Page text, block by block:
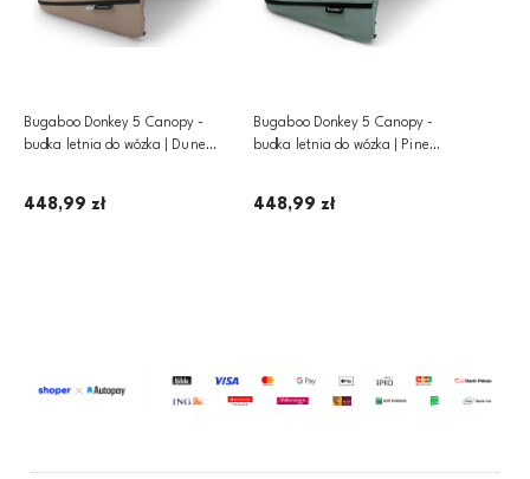
Bugaboo Donkey 5 Canopy -
budka letnia do wózka | Dune
448,99 zł
Bugaboo Donkey 5 Canopy -
budka letnia do wózka | Pine
448,99 zł